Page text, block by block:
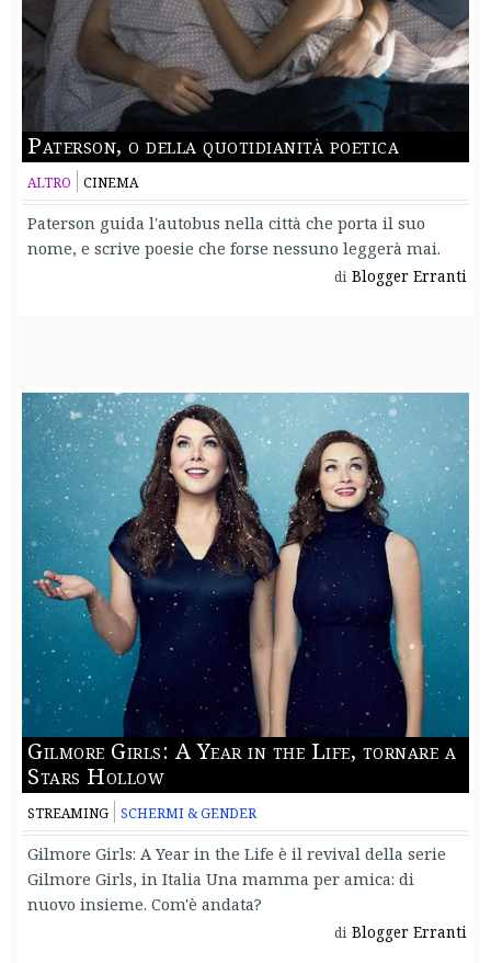
Paterson, o della quotidianità poetica
ALTRO CINEMA
Paterson guida l'autobus nella città che porta il suo
nome, e scrive poesie che forse nessuno leggerà mai.
di Blogger Erranti
Gilmore Girls: A Year in the Life, tornare a
Stars Hollow
STREAMING SCHERMI & GENDER
Gilmore Girls: A Year in the Life è il revival della serie
Gilmore Girls, in Italia Una mamma per amica: di
nuovo insieme. Com'è andata?
di Blogger Erranti